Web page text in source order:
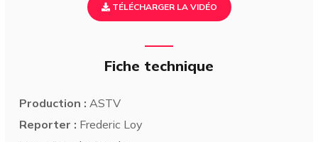
TÉLÉCHARGER LA VIDÉO
Fiche technique
Production : ASTV
Reporter : Frederic Loy